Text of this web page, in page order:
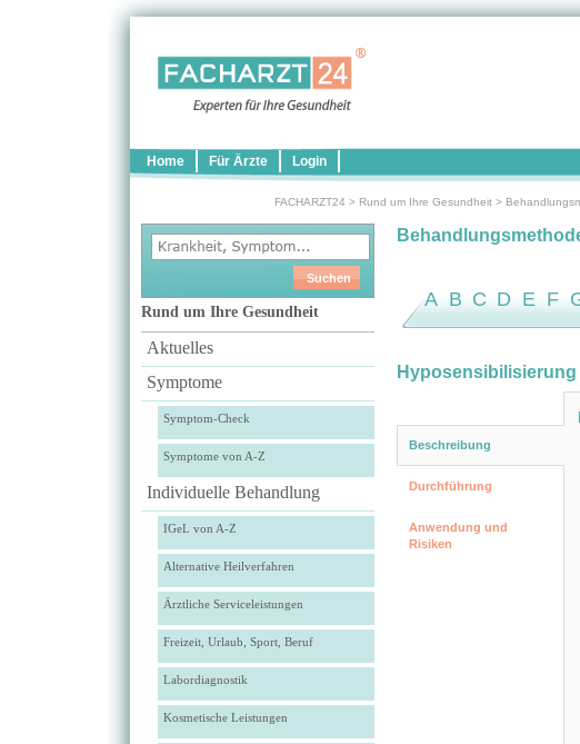
Home Für Ärzte Login
FACHARZT24 > Rund um Ihre Gesundheit>
Rund um Ihre Gesundheit
Aktuelles
Symptome
Symptom-Check
Symptome von A-Z
Individuelle Behandlung
IGeL von A-Z
Alternative Heilverfahren
Ärztliche Serviceleistungen
Freizeit, Urlaub, Sport, Beruf
Labordiagnostik
Kosmetische Leistungen
A B C D E F
Hyposensibilisierung
Beschreibung
Durchführung
Anwendung und
Risiken